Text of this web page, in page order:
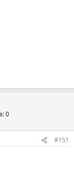
0
#151